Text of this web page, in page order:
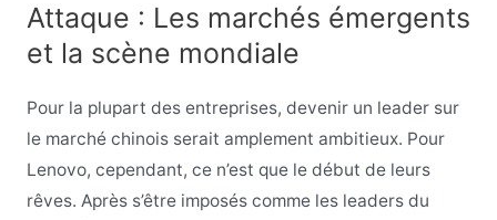
Attaque : Les marchés émergents
et la scène mondiale
Pour la plupart des entreprises, devenir un leader sur
le marché chinois serait amplement ambitieux. Pour
Lenovo, cependant, ce n’est que le début de leurs
rêves. Après s’être imposés comme les leaders du